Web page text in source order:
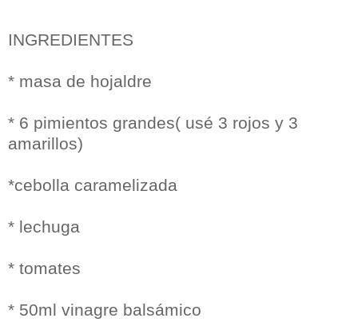
INGREDIENTES
* masa de hojaldre
* 6 pimientos grandes( usé 3 rojos y 3
amarillos)
*cebolla caramelizada
* lechuga
* tomates
* 50ml vinagre balsámico